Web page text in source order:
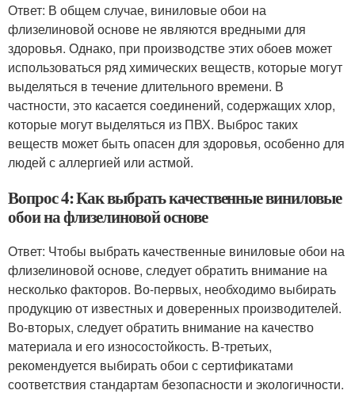
Ответ: В общем случае, виниловые обои на
флизелиновой основе не являются вредными для
здоровья. Однако, при производстве этих обоев может
использоваться ряд химических веществ, которые могут
выделяться в течение длительного времени. В
частности, это касается соединений, содержащих хлор,
которые могут выделяться из ПВХ. Выброс таких
веществ может быть опасен для здоровья, особенно для
людей с аллергией или астмой.
Вопрос 4: Как выбрать качественные виниловые
обои на флизелиновой основе
Ответ: Чтобы выбрать качественные виниловые обои на
флизелиновой основе, следует обратить внимание на
несколько факторов. Во-первых, необходимо выбирать
продукцию от известных и доверенных производителей.
Во-вторых, следует обратить внимание на качество
материала и его износостойкость. В-третьих,
рекомендуется выбирать обои с сертификатами
соответствия стандартам безопасности и экологичности.